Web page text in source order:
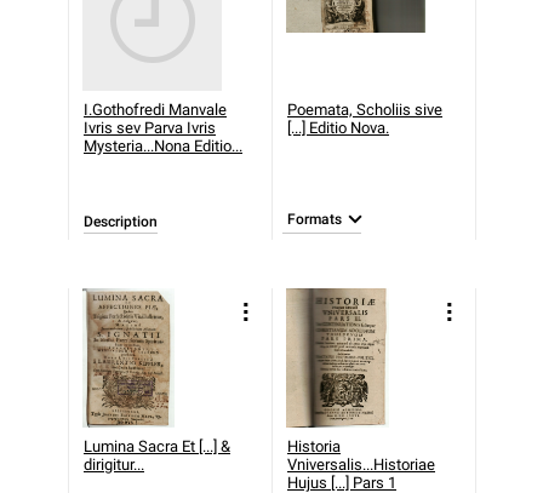
I.Gothofredi Manvale
Ivris sev Parva Ivris
Mysteria...Nona Editio...
Description
Poemata, Scholiis sive
[...] Editio Nova.
Formats
Lumina Sacra Et [...] &
dirigitur...
Historia
Vniversalis...Historiae
Hujus [...] Pars 1